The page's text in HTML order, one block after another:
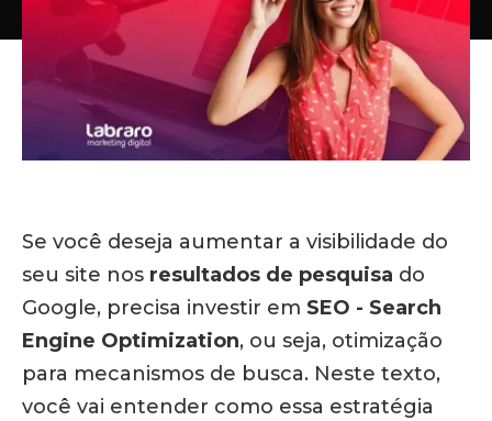
Se você deseja aumentar a visibilidade do
seu site nos resultados de pesquisa do
Google, precisa investir em SEO - Search
Engine Optimization, ou seja, otimização
para mecanismos de busca. Neste texto,
você vai entender como essa estratégia